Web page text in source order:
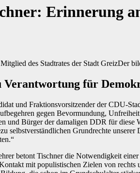
Erinnerung
Der
Verantwortung für
und Fraktionsvorsitzender der CDU-
gegen Bevormundung,
und Bürger der damaligen DDR für diese
selbstverständlichen Grundrechte
betont Tischner die Notwendigkeit
mit populistischen Zielen von rechts